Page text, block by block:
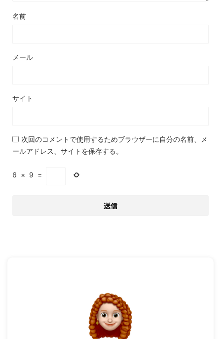
名前
メール
サイト
次回のコメントで使用するためブラウザーに自分の名前、メ
ールアドレス、サイトを保存する。
6 × 9 =